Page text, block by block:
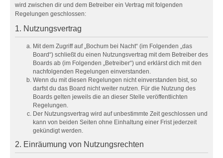
wird zwischen dir und dem Betreiber ein Vertrag mit folgenden
Regelungen geschlossen:
1. Nutzungsvertrag
Mit dem Zugriff auf „Bochum bei Nacht“ (im Folgenden „das
Board“) schließt du einen Nutzungsvertrag mit dem Betreiber des
Boards ab (im Folgenden „Betreiber“) und erklärst dich mit den
nachfolgenden Regelungen einverstanden.
Wenn du mit diesen Regelungen nicht einverstanden bist, so
darfst du das Board nicht weiter nutzen. Für die Nutzung des
Boards gelten jeweils die an dieser Stelle veröffentlichten
Regelungen.
Der Nutzungsvertrag wird auf unbestimmte Zeit geschlossen und
kann von beiden Seiten ohne Einhaltung einer Frist jederzeit
gekündigt werden.
2. Einräumung von Nutzungsrechten